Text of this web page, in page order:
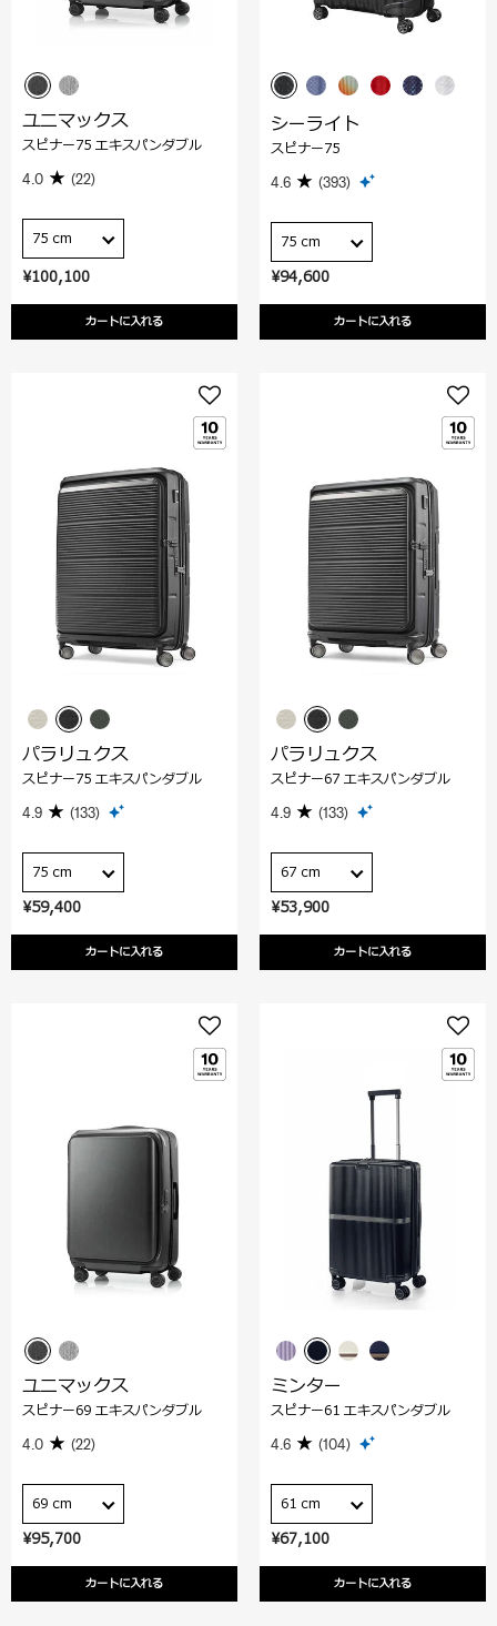
¥100,100
カートに入れる
ユニマックス
スピナー75 エキスパンダブル
4.0 (22)
75 cm
¥94,600
カートに入れる
シーライト
スピナー75
4.6 (393)
75 cm
¥59,400
カートに入れる
パラリュクス
スピナー75 エキスパンダブル
4.9 (133)
75 cm
¥53,900
カートに入れる
パラリュクス
スピナー67 エキスパンダブル
4.9 (133)
67 cm
¥95,700
カートに入れる
ユニマックス
スピナー69 エキスパンダブル
4.0 (22)
69 cm
¥67,100
カートに入れる
ミンター
スピナー61 エキスパンダブル
4.6 (104)
61 cm